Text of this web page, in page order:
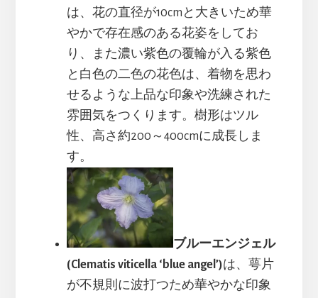
は、花の直径が10cmと大きいため華
やかで存在感のある花姿をしてお
り、また濃い紫色の覆輪が入る紫色
と白色の二色の花色は、着物を思わ
せるような上品な印象や洗練された
雰囲気をつくります。樹形はツル
性、高さ約200～400cmに成長しま
す。
ブルーエンジェル
(Clematis viticella ‘blue angel’)は、萼片
が不規則に波打つため華やかな印象